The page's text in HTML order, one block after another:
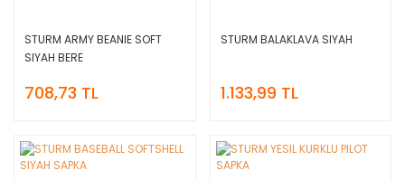
STURM ARMY BEANIE SOFT
SIYAH BERE
708,73 TL
STURM BALAKLAVA SIYAH
1.133,99 TL